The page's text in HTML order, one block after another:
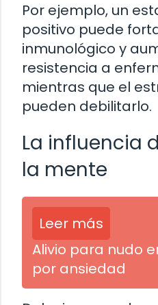
Por ejemplo, un
positivo puede
inmunológico y
resistencia a
mientras que el
pueden debilitarlo.
La influencia
la mente
Leer más
Alivio para nudo
por ansiedad